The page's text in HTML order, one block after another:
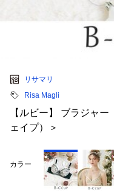
リサマリ
Risa Magli
【ルビー】 ブラジャ
ェイプ）＞
カラー